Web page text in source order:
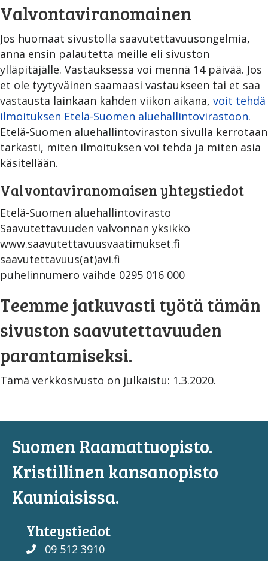
Valvontaviranomainen
Jos huomaat sivustolla saavutettavuusongelmia,
anna ensin palautetta meille eli sivuston
ylläpitäjälle. Vastauksessa voi mennä 14 päivää. Jos
et ole tyytyväinen saamaasi vastaukseen tai et saa
vastausta lainkaan kahden viikon aikana, voit tehdä
ilmoituksen Etelä-Suomen aluehallintovirastoon.
Etelä-Suomen aluehallintoviraston sivulla kerrotaan
tarkasti, miten ilmoituksen voi tehdä ja miten asia
käsitellään.
Valvontaviranomaisen yhteystiedot
Etelä-Suomen aluehallintovirasto
Saavutettavuuden valvonnan yksikkö
www.saavutettavuusvaatimukset.fi
saavutettavuus(at)avi.fi
puhelinnumero vaihde 0295 016 000
Teemme jatkuvasti työtä tämän
sivuston saavutettavuuden
parantamiseksi.
Tämä verkkosivusto on julkaistu: 1.3.2020.
Suomen Raamattuopisto.
Kristillinen kansanopisto
Kauniaisissa.
Yhteystiedot
09 512 3910